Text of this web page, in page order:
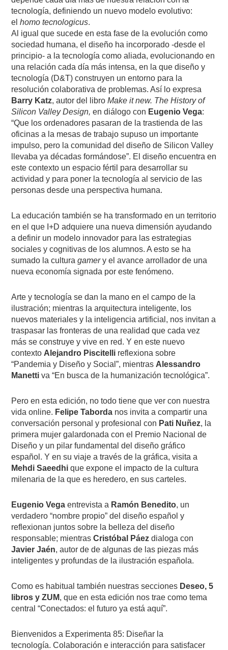
tecnología, definiendo un nuevo modelo evolutivo:
elhomo tecnologicus.
Al igual que sucede en esta fase de la evolución como
sociedad humana, el diseño ha incorporado -desde el
principio- a la tecnología como aliada, evolucionando en
una relación cada día más intensa, en la que diseño y
tecnología (D&T) construyen un entorno para la
resolución colaborativa de problemas. Así lo expresa
Barry Katz, autor del libroMake it new. The History of
Silicon Valley Design,en diálogo con Eugenio Vega:
“Que los ordenadores pasaran de la trastienda de las
oficinas a la mesas de trabajo supuso un importante
impulso, pero la comunidad del diseño de Silicon Valley
llevaba ya décadas formándose”. El diseño encuentra en
este contexto un espacio fértil para desarrollar su
actividad y para poner la tecnología al servicio de las
personas desde una perspectiva humana.
La educación también se ha transformado en un territorio
en el que I+D adquiere una nueva dimensión ayudando
a definir un modelo innovador para las estrategias
sociales y cognitivas de los alumnos. A esto se ha
sumado la culturagamery el avance arrollador de una
nueva economía signada por este fenómeno.
Arte y tecnología se dan la mano en el campo de la
ilustración; mientras la arquitectura inteligente, los
nuevos materiales y la inteligencia artificial, nos invitan a
traspasar las fronteras de una realidad que cada vez
más se construye y vive en red. Y en este nuevo
contexto Alejandro Piscitelli reflexiona sobre
“Pandemia y Diseño y Social”, mientras Alessandro
Manetti va “En busca de la humanización tecnológica”.
Pero en esta edición, no todo tiene que ver con nuestra
vida online. Felipe Taborda nos invita a compartir una
conversación personal y profesional con Pati Nuñez, la
primera mujer galardonada con el Premio Nacional de
Diseño y un pilar fundamental del diseño gráfico
español. Y en su viaje a través de la gráfica, visita a
Mehdi Saeedhi que expone el impacto de la cultura
milenaria de la que es heredero, en sus carteles.
Eugenio Vega entrevista a Ramón Benedito, un
verdadero “nombre propio” del diseño español y
reflexionan juntos sobre la belleza del diseño
responsable; mientrasCristóbal Páez dialoga con
Javier Jaén, autor de de algunas de las piezas más
inteligentes y profundas de la ilustración española.
Como es habitual también nuestras secciones Deseo, 5
libros y ZUM, que en esta edición nos trae como tema
central “Conectados: el futuro ya está aquí”.
Bienvenidos a Experimenta 85: Diseñar la
tecnología. Colaboración e interacción para satisfacer